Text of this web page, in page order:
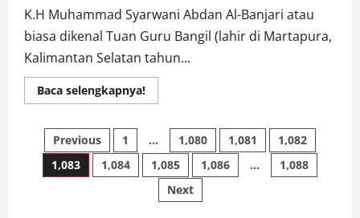
K.H Muhammad Syarwani Abdan Al-Banjari atau
biasa dikenal Tuan Guru Bangil (lahir di Martapura,
Kalimantan Selatan tahun...
Baca selengkapnya!Read
more
Singkat
Syekh
Haji
Muhammad
Syarwani
Abdan
Al-
Paginasi
pos
Previous 1 … 1,080 1,081
1,082
1,083
1,084 1,085 1,086 …
1,088
Next